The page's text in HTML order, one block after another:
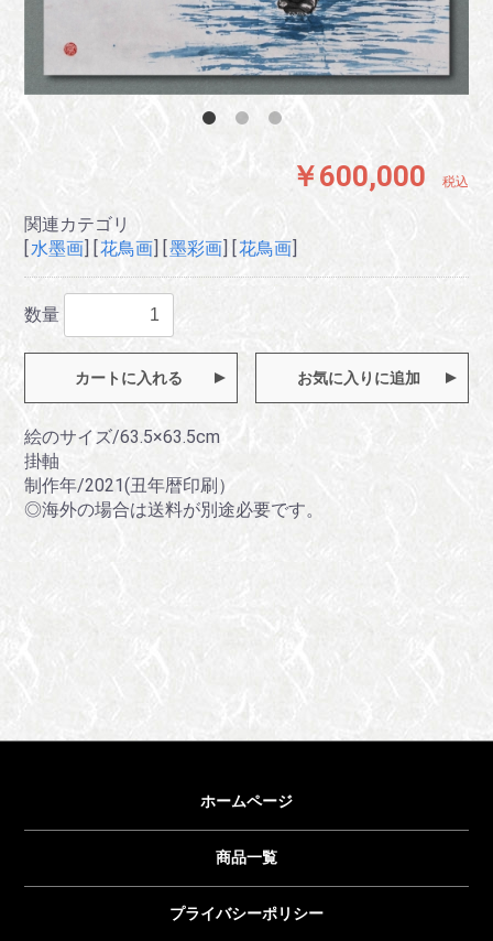
￥600,000 税込
関連カテゴリ
[水墨画] [花鳥画] [墨彩画] [花鳥画]
数量
カートに入れる お気に入りに追加
絵のサイズ/63.5×63.5cm
掛軸
制作年/2021(丑年暦印刷）
◎海外の場合は送料が別途必要です。
ホームページ
商品一覧
プライバシーポリシー